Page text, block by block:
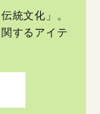
統文化」。
するアイテ